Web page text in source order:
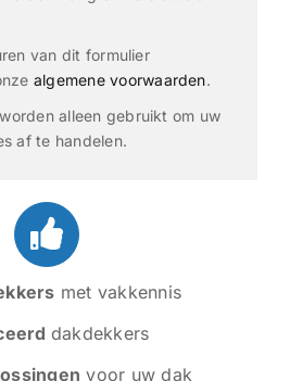
van dit formulier
algemene voorwaarden.
alleen gebruikt om uw
af te handelen.
met vakkennis
dakdekkers
voor uw dak